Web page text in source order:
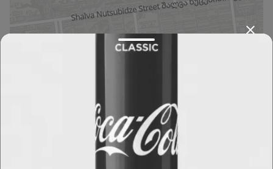
OpenFreeMap©OpenMapTiles
მარშრუტის დაგეგმვა